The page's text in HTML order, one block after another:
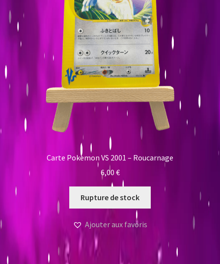
Carte Pokemon VS 2001 – Roucarnage
6,00 €
Rupture de stock
Ajouter aux favoris